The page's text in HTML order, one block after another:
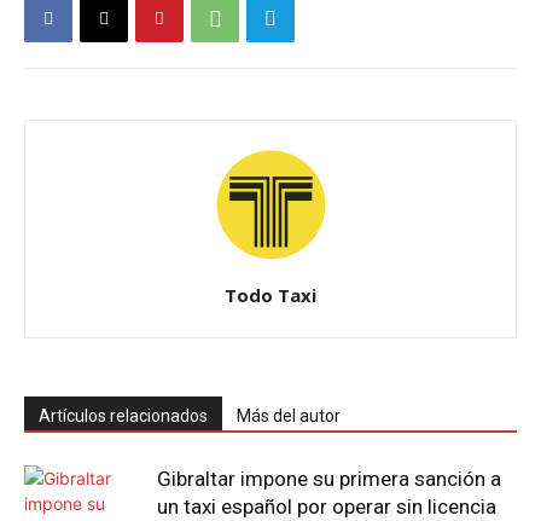
Todo Taxi
Artículos relacionados Más del autor
Gibraltar impone su primera sanción a
un taxi español por operar sin licencia